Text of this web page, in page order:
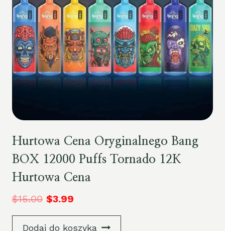
Hurtowa Cena Oryginalnego Bang
BOX 12000 Puffs Tornado 12K
Hurtowa Cena
$15.00 $3.99
Dodaj do koszyka